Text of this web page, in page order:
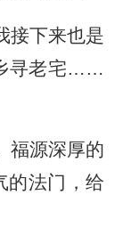
接下来也是
寻老宅……
福源深厚的
的法门，给